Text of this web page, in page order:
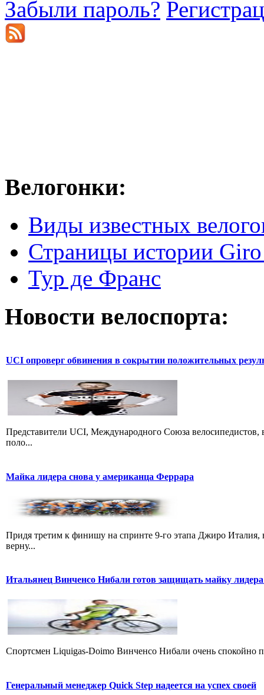
Забыли пароль?
Велогонки:
Виды известных
Страницы истории
Тур де Франс
Новости велоспорта:
UCI опроверг обвинения в сокрытии положительных
Представители UCI, Международного Союза
поло...
Майка лидера снова у американца Феррара
Придя третим к финишу на спринте 9-го этапа Джиро
верну...
Итальянец Винченсо Нибали готов защищать майку
Cпортсмен Liquigas-Doimo Винченсо Нибали очень спокойно
Генеральный менеджер Quick Step надеется на успех своей